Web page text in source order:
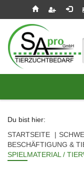
Seitenebreiche:
Du bist hier:
STARTSEITE
BESCHÄFTIGUNG &
SPIELMATERIAL /